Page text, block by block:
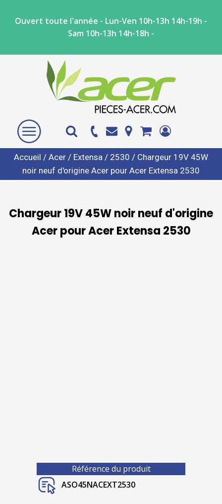
Ouvert toute l'année - Lun-Ven 10h-13h 14h-19h -
Sam 10h-13h 14h-18h -
Accueil / Acer / Extensa / 2530 / Chargeur 19V 45W
noir neuf d'origine Acer pour Acer Extensa 2530
Chargeur 19V 45W noir neuf d'origine
Acer pour Acer Extensa 2530
Référence du produit
ASO45NACEXT2530